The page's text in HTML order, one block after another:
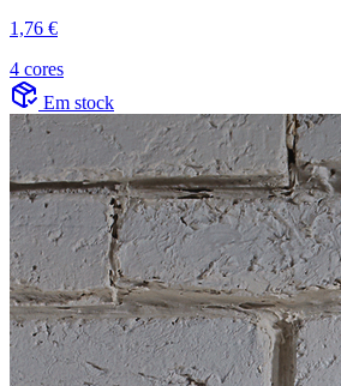
1,76 €
4 cores
Em stock